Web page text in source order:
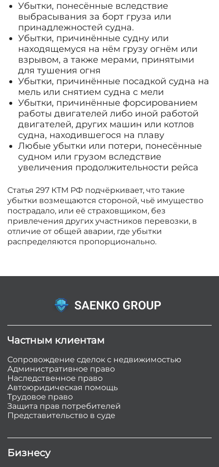
Убытки, понесённые вследствие
выбрасывания за борт груза или
принадлежностей судна.
Убытки, причинённые судну или
находящемуся на нём грузу огнём или
взрывом, а также мерами, принятыми
для тушения огня
Убытки, причинённые посадкой судна на
мель или снятием судна с мели
Убытки, причинённые форсированием
работы двигателей либо иной работой
двигателей, других машин или котлов
судна, находившегося на плаву
Любые убытки или потери, понесённые
судном или грузом вследствие
увеличения продолжительности рейса
Статья 297 КТМ РФ подчёркивает, что такие
убытки возмещаются стороной, чьё имущество
пострадало, или её страховщиком, без
привлечения других участников перевозки, в
отличие от общей аварии, где убытки
распределяются пропорционально.
Частным клиентам
Сопровождение сделок с недвижимостью
Административное право
Наследственное право
Автоюридическая помощь
Трудовое право
Защита прав потребителей
Представительство в суде
Бизнесу